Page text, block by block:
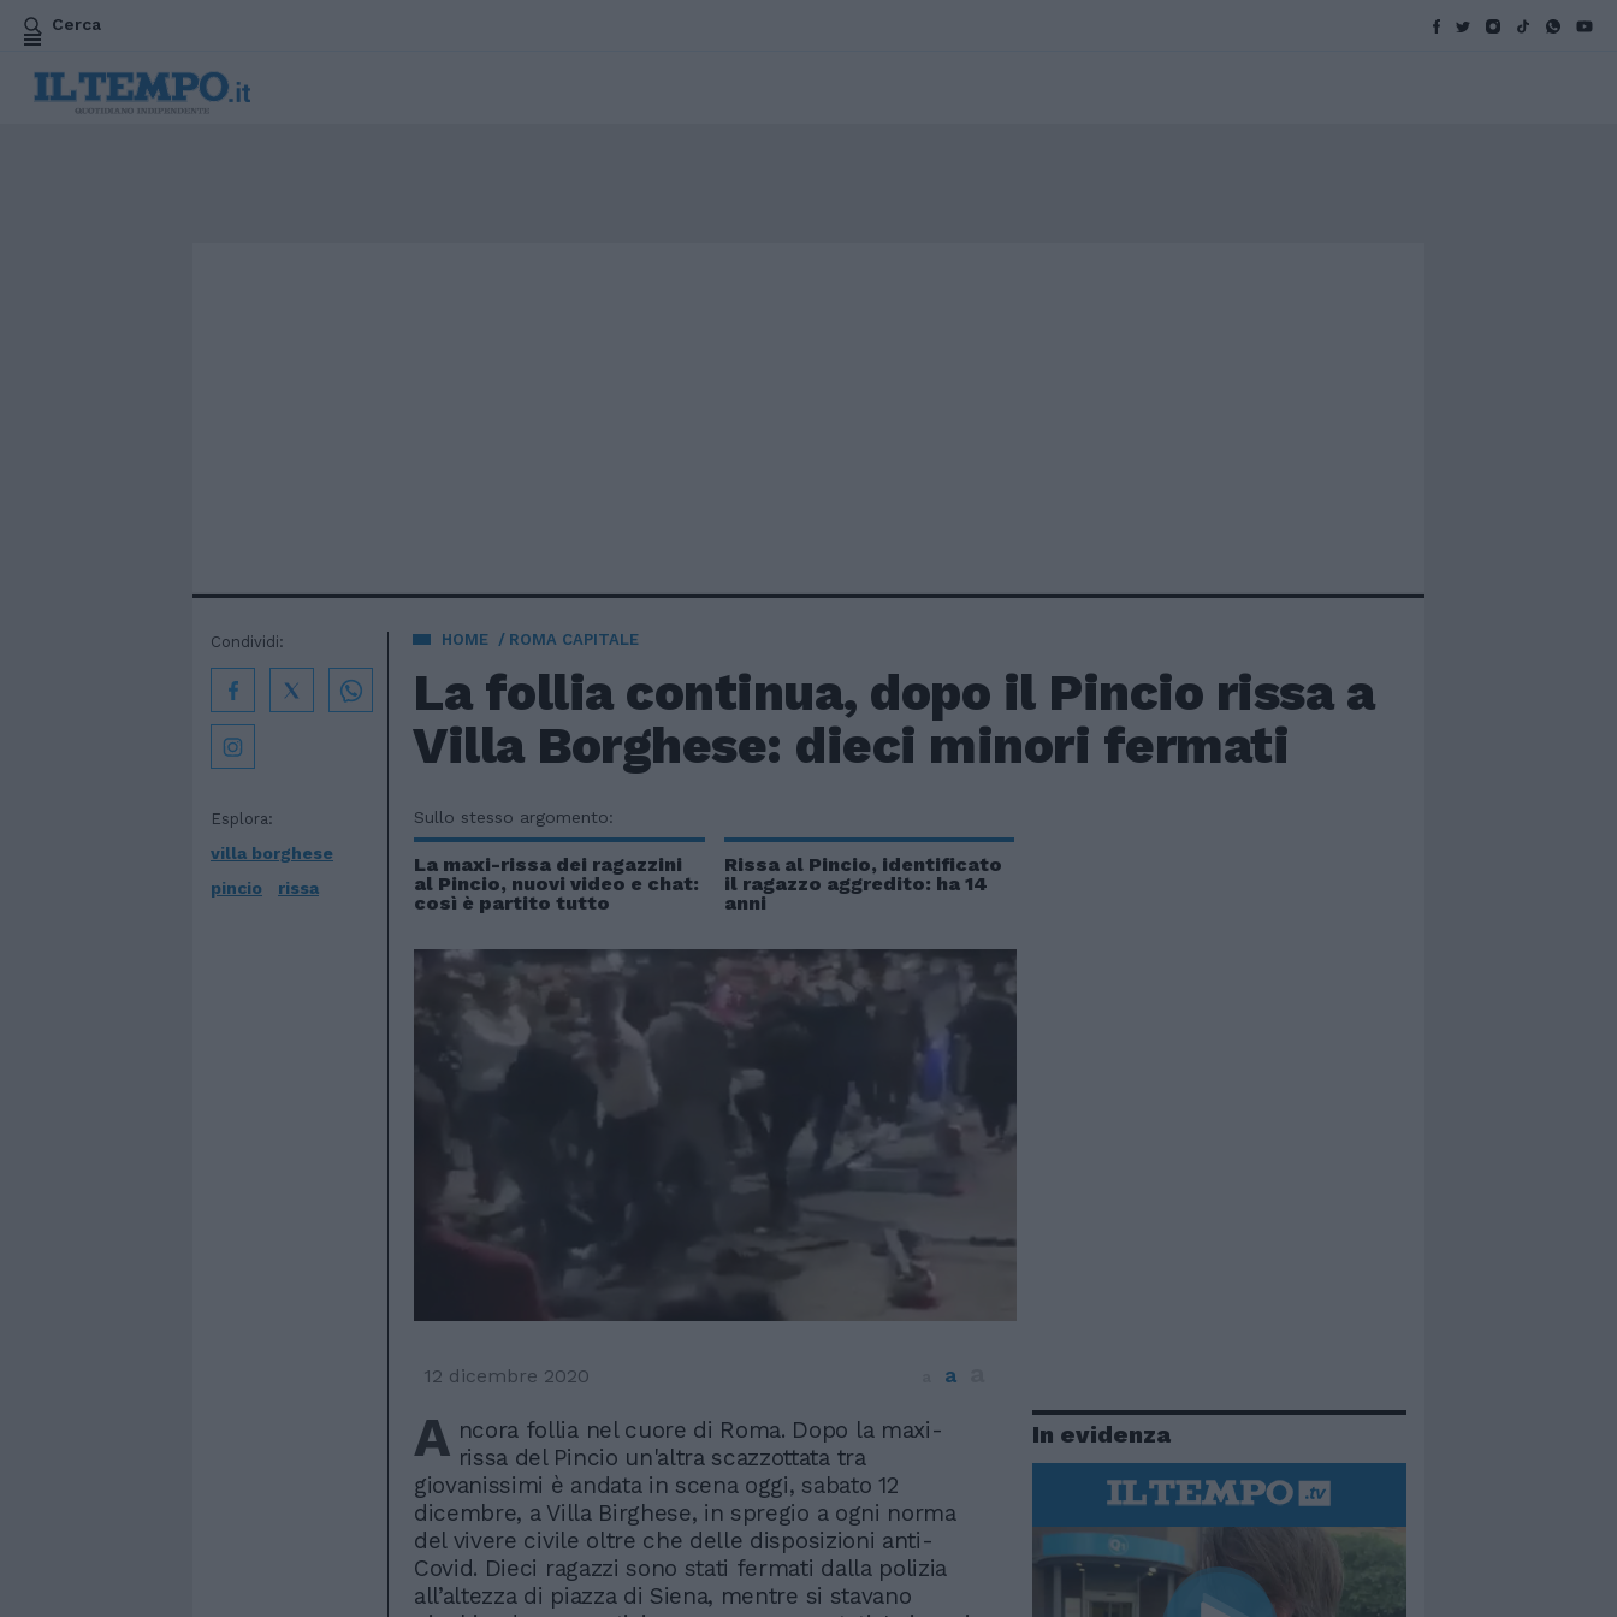
Cerca
HOME ROMA CAPITALE
La follia continua, dopo il Pincio rissa a
Villa Borghese: dieci minori fermati
Esplora:
villa borghese
pincio
rissa
Condividi:
Sullo stesso argomento:
La maxi-rissa dei ragazzini
al Pincio, nuovi video e chat:
così è partito tutto
Rissa al Pincio, identificato
il ragazzo aggredito: ha 14
anni
12 dicembre 2020 a
A ncora follia nel cuore di Roma. Dopo la maxi-
rissa del Pincio un'altra scazzottata tra
giovanissimi è andata in scena oggi, sabato 12
dicembre, a Villa Birghese, in spregio a ogni norma
del vivere civile oltre che delle disposizioni anti-
Covid. Dieci ragazzi sono stati fermati dalla polizia
all’altezza di piazza di Siena, mentre si stavano
In evidenza